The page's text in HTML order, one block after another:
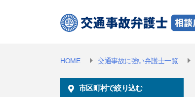
HOME 交通事故に強い弁護士一覧
市区町村で絞り込む